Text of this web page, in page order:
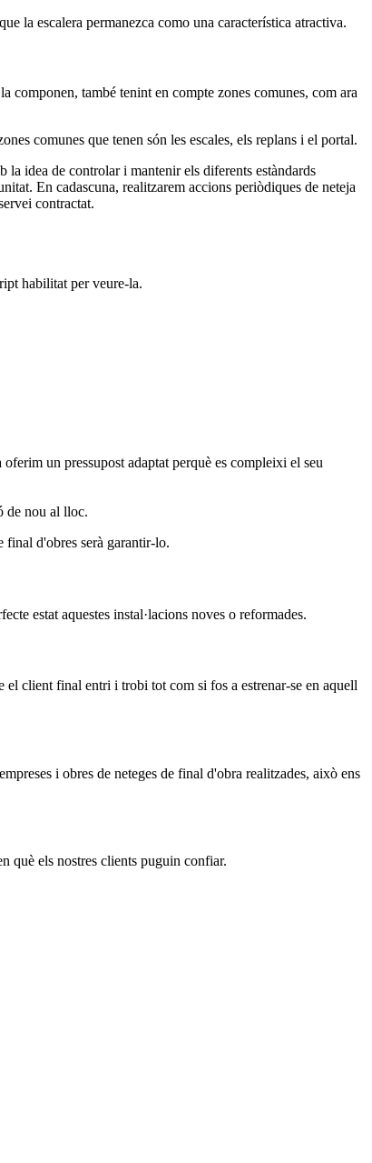
la escalera permanezca como una característica atractiva.
componen, també tenint en compte zones comunes, com ara
comunes que tenen són les escales, els replans i el portal.
la idea de controlar i mantenir els diferents estàndards
En cadascuna, realitzarem accions periòdiques de neteja
contractat.
habilitat per veure-la.
un pressupost adaptat perquè es compleixi el seu
de nou al lloc.
final d'obres serà garantir-lo.
estat aquestes instal·lacions noves o reformades.
client final entri i trobi tot com si fos a estrenar-se en aquell
i obres de neteges de final d'obra realitzades, això ens
què els nostres clients puguin confiar.